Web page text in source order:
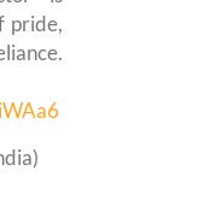
pride,